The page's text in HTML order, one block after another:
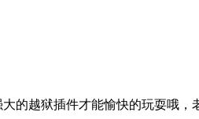
的越狱插件才能愉快的玩耍哦